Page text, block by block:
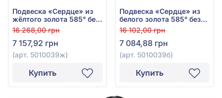
Подвеска «Сердце» из
жёлтого золота 585° без
вставки, арт. 5010039ж
16 268,00 грн
7 157,92 грн
(арт. 5010039ж)
Купить
Подвеска «Сердце» из
белого золота 585° без
вставки, арт. 5010039б
16 102,00 грн
7 084,88 грн
(арт. 5010039б)
Купить